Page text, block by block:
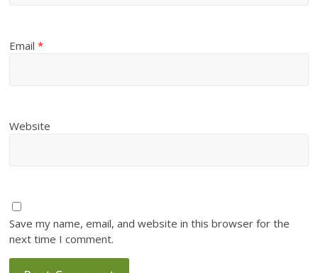
Email*
Website
Save my name, email, and website in this browser for the
next time I comment.